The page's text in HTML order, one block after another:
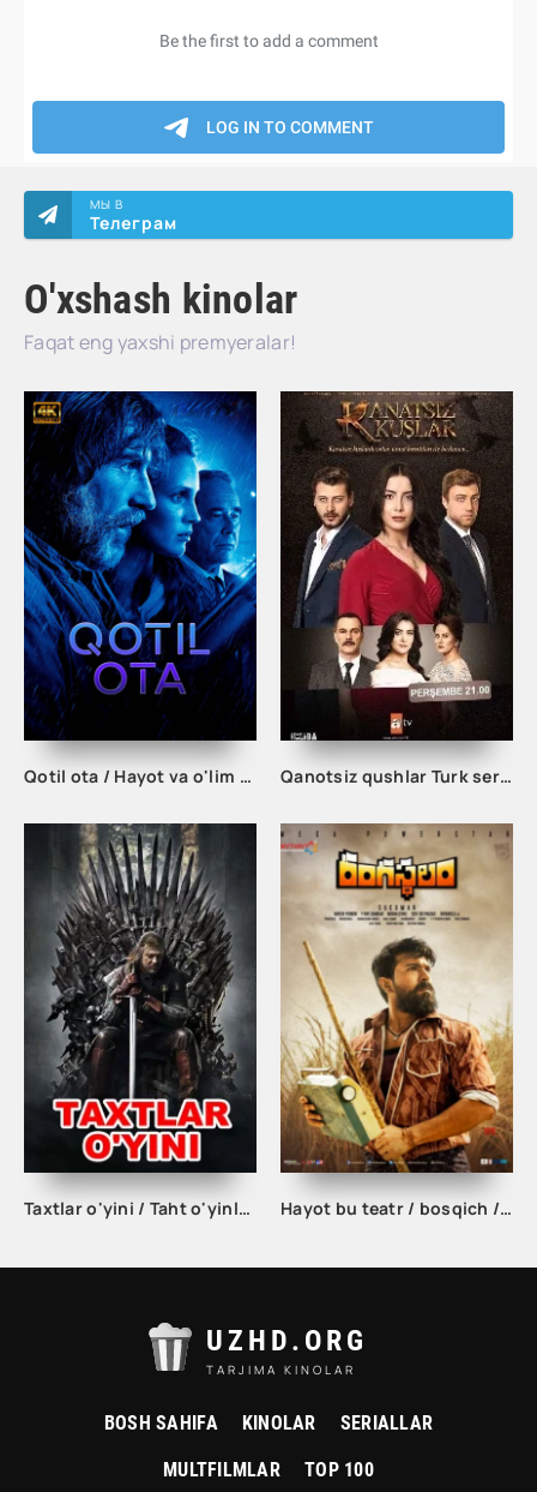
O'xshash kinolar
Faqat eng yaxshi premyeralar!
МЫ В
Телеграм
Qotil ota / Hayot va o'lim o'rtasida kino film o'zbek tilida (2022) tarjima kino uzbekcha skachat Qanotsiz qushlar Turk seriali 1. 2. 3. 50. 90. 100. 150. 200. 250. 300 qism Barcha qismlari Uzbek tilida
Taxtlar o'yini / Taht o'yinlari 1. 5. 10. 20. 30. 40. 50. 60. 70. 80. 90. 100 Qism Uzbek tilida Barcha qismlari Tarjima serial Hayot bu teatr / bosqich / Rangasthalam Hind kino uzbek tilida
UZHD.ORG
TARJIMA KINOLAR
BOSH SAHIFA KINOLAR SERIALLAR
MULTFILMLAR TOP 100